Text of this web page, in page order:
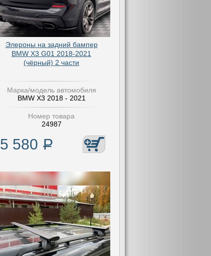
Элероны на задний бампер
BMW X3 G01 2018-2021
(чёрный) 2 части
Марка/модель автомобиля
BMW X3 2018 - 2021
Номер товара
24987
5 580 Р